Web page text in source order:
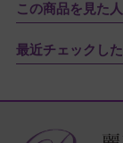
この商品を見た
最近チェックし